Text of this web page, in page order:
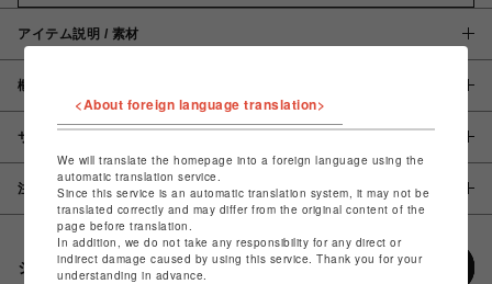
アイテム説明 / 素材
概要
サイズ
注意事項
シェアする
<About foreign language translation>
We will translate the homepage into a foreign language using the
automatic translation service.
Since this service is an automatic translation system, it may not be
translated correctly and may differ from the original content of the
page before translation.
In addition, we do not take any responsibility for any direct or
indirect damage caused by using this service. Thank you for your
understanding in advance.